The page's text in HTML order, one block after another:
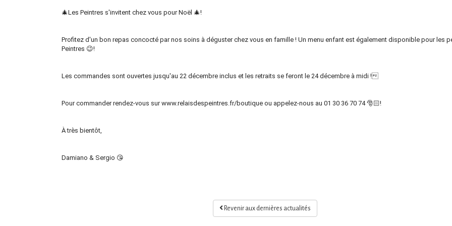
🎄Les Peintres s'invitent chez vous pour Noël 🎄!
Profitez d'un bon repas concocté par nos soins à déguster chez vous en famille ! Un menu enfant est également disponible pour les
Peintres 😉!
Les commandes sont ouvertes jusqu'au 22 décembre inclus et les retraits se feront le 24 décembre à midi !
Pour commander rendez-vous sur www.relaisdespeintres.fr/boutique ou appelez-nous au 01 30 36 70 74 🎅🏻!
À très bientôt,
Damiano & Sergio 😘
Revenir aux dernières actualités